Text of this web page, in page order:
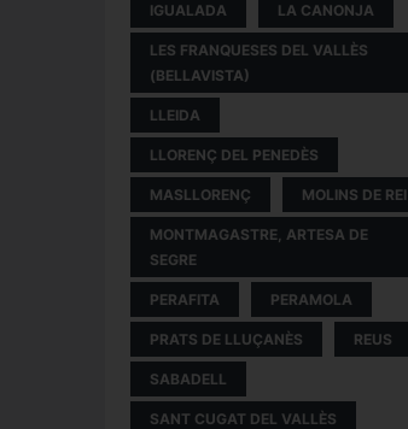
IGUALADA LA CANONJA
LES FRANQUESES DEL VALLÈS
(BELLAVISTA)
LLEIDA
LLORENÇ DEL PENEDÈS
MASLLORENÇ MOLINS DE REI
MONTMAGASTRE, ARTESA DE
SEGRE
PERAFITA PERAMOLA
PRATS DE LLUÇANÈS REUS
SABADELL
SANT CUGAT DEL VALLÈS